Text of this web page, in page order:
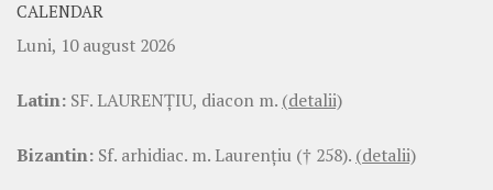
CALENDAR
Luni, 10 august 2026
Latin: SF. LAURENŢIU, diacon m. (detalii)
Bizantin: Sf. arhidiac. m. Laurenţiu († 258). (detalii)